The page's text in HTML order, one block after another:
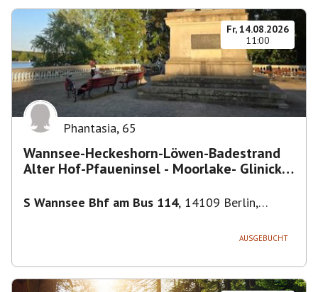
Fr, 14.08.2026
11:00
Phantasia, 65
Wannsee-Heckeshorn-Löwen-Badestrand
Alter Hof-Pfaueninsel - Moorlake- Glinicker
S Wannsee Bhf am Bus 114, 14109 Berlin,
AUSGEBUCHT